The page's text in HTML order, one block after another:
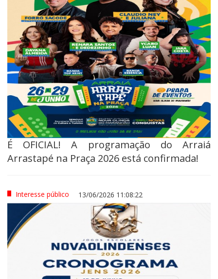
É OFICIAL! A programação do Arraiá
Arrastapé na Praça 2026 está confirmada!
Interesse público 13/06/2026 11:08:22